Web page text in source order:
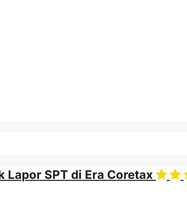
Lapor SPT di Era Coretax